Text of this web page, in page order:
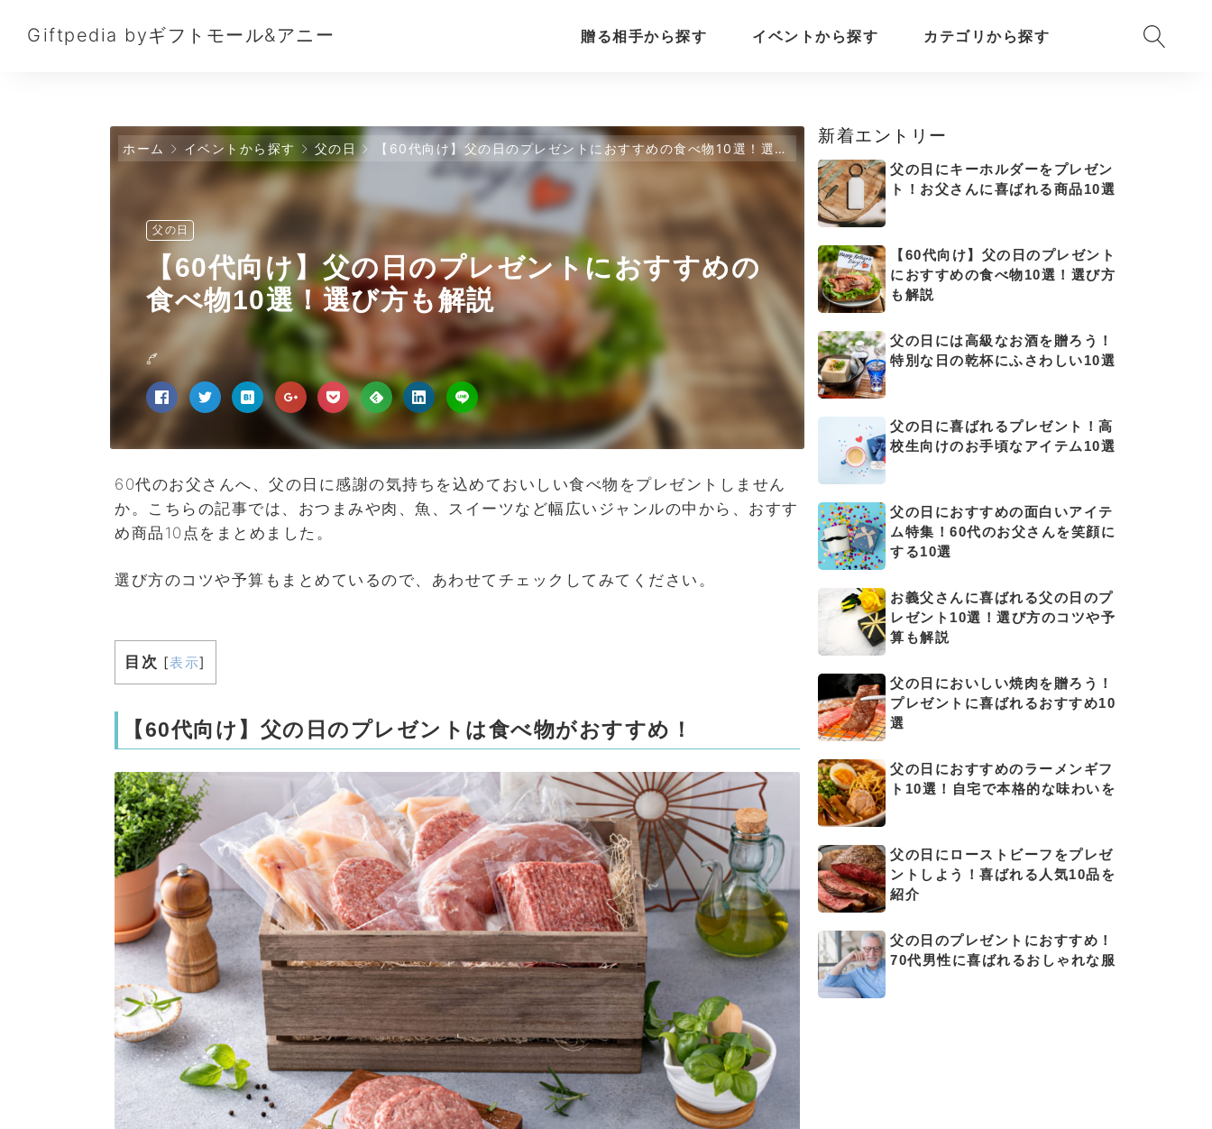
Giftpedia byギフトモール&アニー 贈る相手から探す イベントから探す カテゴリから探す
ホーム イベントから探す 父の日 【60代向け】父の日のプレゼントにおすすめの食べ物10選！選び方も解説
父の日
【60代向け】父の日のプレゼントにおすすめの
食べ物10選！選び方も解説
60代のお父さんへ、父の日に感謝の気持ちを込めておいしい食べ物をプレゼントしません
か。こちらの記事では、おつまみや肉、魚、スイーツなど幅広いジャンルの中から、おすす
め商品10点をまとめました。
選び方のコツや予算もまとめているので、あわせてチェックしてみてください。
目次 [表示]
【60代向け】父の日のプレゼントは食べ物がおすすめ！
新着エントリー
父の日にキーホルダーをプレゼン
ト！お父さんに喜ばれる商品10選
【60代向け】父の日のプレゼント
におすすめの食べ物10選！選び方
も解説
父の日には高級なお酒を贈ろう！
特別な日の乾杯にふさわしい10選
父の日に喜ばれるプレゼント！高
校生向けのお手頃なアイテム10選
父の日におすすめの面白いアイテ
ム特集！60代のお父さんを笑顔に
する10選
お義父さんに喜ばれる父の日のプ
レゼント10選！選び方のコツや予
算も解説
父の日においしい焼肉を贈ろう！
プレゼントに喜ばれるおすすめ10
選
父の日におすすめのラーメンギフ
ト10選！自宅で本格的な味わいを
父の日にローストビーフをプレゼ
ントしよう！喜ばれる人気10品を
紹介
父の日のプレゼントにおすすめ！
70代男性に喜ばれるおしゃれな服